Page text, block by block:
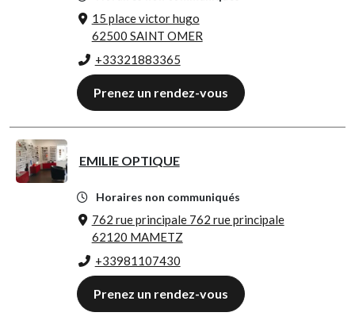
15 place victor hugo
62500 SAINT OMER
+33321883365
Prenez un rendez-vous
EMILIE OPTIQUE
Horaires non communiqués
762 rue principale 762 rue principale
62120 MAMETZ
+33981107430
Prenez un rendez-vous